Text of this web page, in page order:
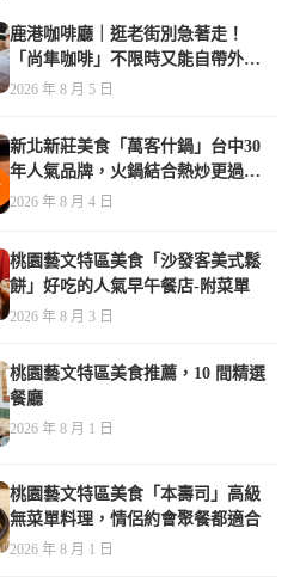
鹿港咖啡廳｜逛老街別急著走！
「尚隼咖啡」不限時又能自帶外
食，難怪在地人天天報到-附菜單
2026 年 8 月 5 日
新北新莊美食「萬客什鍋」台中30
年人氣品牌，火鍋結合熱炒更過
癮！-附菜單
2026 年 8 月 4 日
桃園藝文特區美食「沙發客美式鬆
餅」好吃的人氣早午餐店-附菜單
2026 年 8 月 3 日
桃園藝文特區美食推薦，10 間精選
餐廳
2026 年 8 月 1 日
桃園藝文特區美食「本壽司」高級
無菜單料理，情侶約會聚餐都適合
2026 年 8 月 1 日